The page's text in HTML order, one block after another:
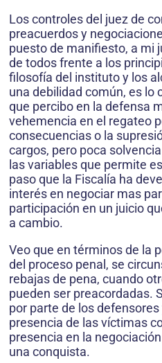
Los controles del juez de
preacuerdos y
puesto de manifiesto, a mi
de todos frente a los
filosofía del instituto y los
una debilidad común, es lo
que percibo en la defensa
vehemencia en el regateo
consecuencias o la
cargos, pero poca
las variables que permite
paso que la Fiscalía ha
interés en negociar mas
participación en un juicio
a cambio.
Veo que en términos de la
del proceso penal, se
rebajas de pena, cuando
pueden ser preacordadas.
por parte de los defensores
presencia de las víctimas
presencia en la
una conquista.